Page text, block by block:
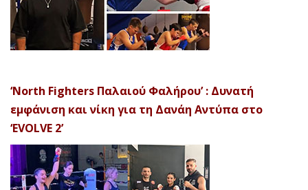
‘North Fighters Παλαιού Φαλήρου’ : Δυνατή
εμφάνιση και νίκη για τη Δανάη Αντύπα στο
‘EVOLVE 2’